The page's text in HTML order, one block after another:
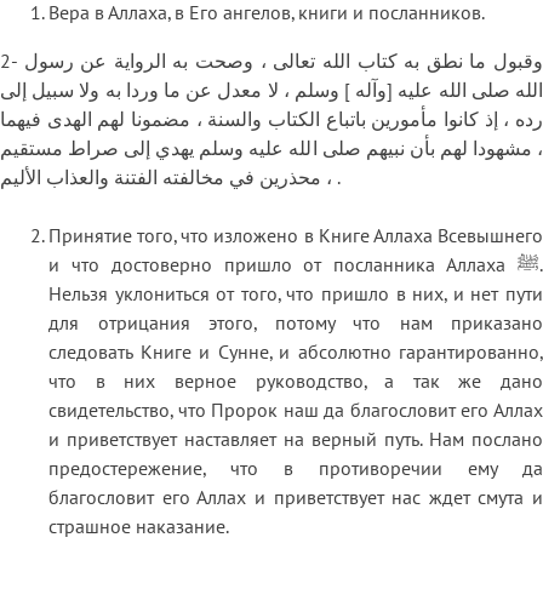
Вера в Аллаха, в Его ангелов, книги и посланников.
2- وقبول ما نطق به كتاب الله تعالى ، وصحت به الرواية عن رسول
الله صلى الله عليه [وآله ] وسلم ، لا معدل عن ما وردا به ولا سبيل إلى
رده ، إذ كانوا مأمورين باتباع الكتاب والسنة ، مضمونا لهم الهدى فيهما
، مشهودا لهم بأن نبيهم صلى الله عليه وسلم يهدي إلى صراط مستقيم
، محذرين في مخالفته الفتنة والعذاب الأليم .
Принятие того, что изложено в Книге Аллаха Всевышнего
и что достоверно пришло от посланника Аллаха ﷺ.
Нельзя уклониться от того, что пришло в них, и нет пути
для отрицания этого, потому что нам приказано
следовать Книге и Сунне, и абсолютно гарантированно,
что в них верное руководство, а так же дано
свидетельство, что Пророк наш да благословит его Аллах
и приветствует наставляет на верный путь. Нам послано
предостережение, что в противоречии ему да
благословит его Аллах и приветствует нас ждет смута и
страшное наказание.